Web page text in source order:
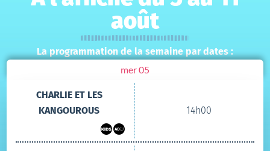
août
La programmation de la semaine par dates :
mer 05
CHARLIE ET LES
KANGOUROUS
14h00